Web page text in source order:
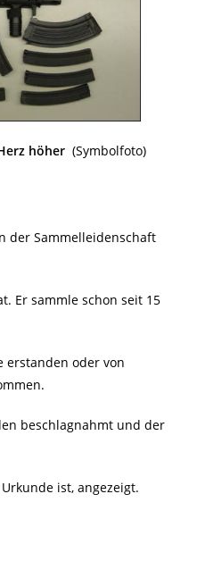
höher (Symbolfoto)
der Sammelleidenschaft
Er sammle schon seit 15
erstanden oder von
beschlagnahmt und der
ist, angezeigt.